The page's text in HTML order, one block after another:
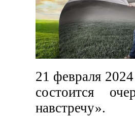
21 февраля
состоится
навстречу».